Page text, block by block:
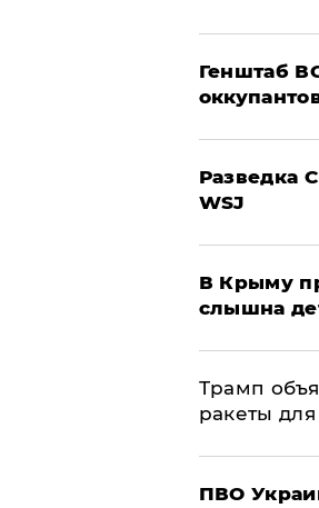
Генштаб
Разведка
WSJ
В Крыму
слышна
Трамп
ракеты
ПВО